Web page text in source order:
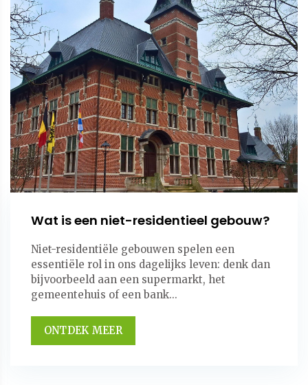
Wat is een niet-residentieel gebouw?
Niet-residentiële gebouwen spelen een
essentiële rol in ons dagelijks leven: denk dan
bijvoorbeeld aan een supermarkt, het
gemeentehuis of een bank...
ONTDEK MEER